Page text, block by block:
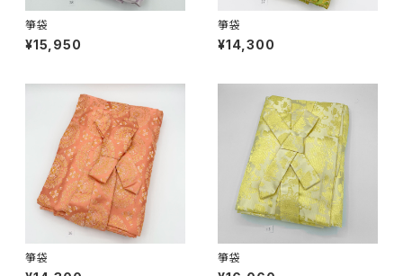
箏袋
¥15,950
箏袋
¥14,300
箏袋 箏袋